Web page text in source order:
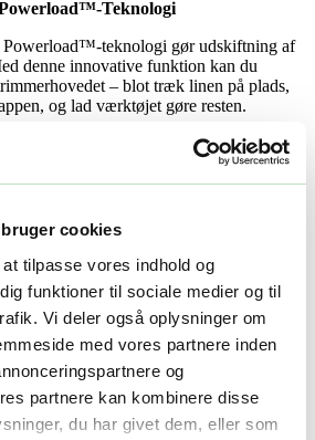
cookies
tilpasse vores indhold og
funktioner til sociale medier og til
Vi deler også oplysninger om
med vores partnere inden
og
partnere kan kombinere disse
du har givet dem, eller som
Teknologi
Powerload™-teknologi gør udskiftning af
denne innovative funktion kan du
– blot træk linen på plads,
og lad værktøjet gøre resten.
ST
cm
Klipper i urets retning
Variable, så du kan øge kraften ved
Funktioner
Gør det nemt at fylde linen i
Tilpasses din arbejdsstil for
kontrol.
højde reducerer behovet for at bøje
komfort.